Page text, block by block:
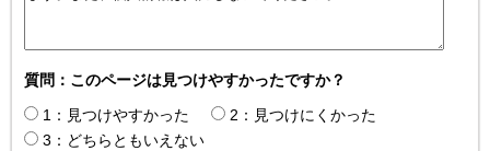
質問：このページは見つけやすかったですか？
1：見つけやすかった
2：見つけにくかった
3：どちらともいえない